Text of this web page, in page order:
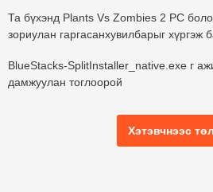
Та бүхэнд Plants Vs Zombies 2 PC
зориулан гаргасанхувилбарыг хүргэж
BlueStacks-SplitInstaller_native.exe г
дамжуулан тоглоорой
Хэтэвчнээс